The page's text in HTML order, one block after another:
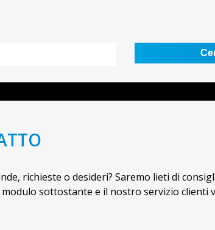
richieste o desideri? Saremo lieti di
sottostante e il nostro servizio clienti
relative al vostro ordine o alla